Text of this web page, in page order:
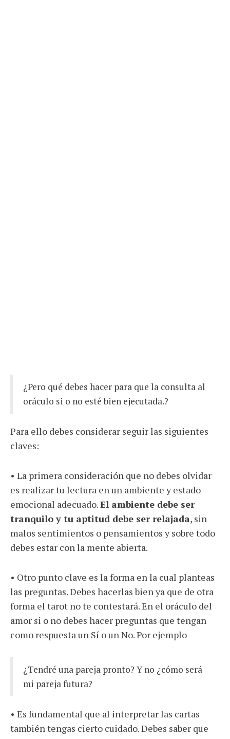
¿Pero qué debes hacer para que la consulta al
oráculo si o no esté bien ejecutada.?
Para ello debes considerar seguir las siguientes
claves:
• La primera consideración que no debes olvidar
es realizar tu lectura en un ambiente y estado
emocional adecuado.El ambiente debe ser
tranquilo y tu aptitud debe ser relajada, sin
malos sentimientos o pensamientos y sobre todo
debes estar con la mente abierta.
• Otro punto clave es la forma en la cual planteas
las preguntas. Debes hacerlas bien ya que de otra
forma el tarot no te contestará. En el oráculo del
amor si o no debes hacer preguntas que tengan
como respuesta un Sí o un No. Por ejemplo
¿Tendré una pareja pronto? Y no ¿cómo será
mi pareja futura?
• Es fundamental que al interpretar las cartas
también tengas cierto cuidado. Debes saber que